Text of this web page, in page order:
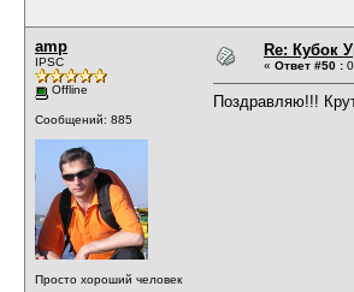
amp
IPSC
Offline
Сообщений: 885
Просто хороший человек
Re: Кубок
« Ответ #50 :
Поздравляю!!!